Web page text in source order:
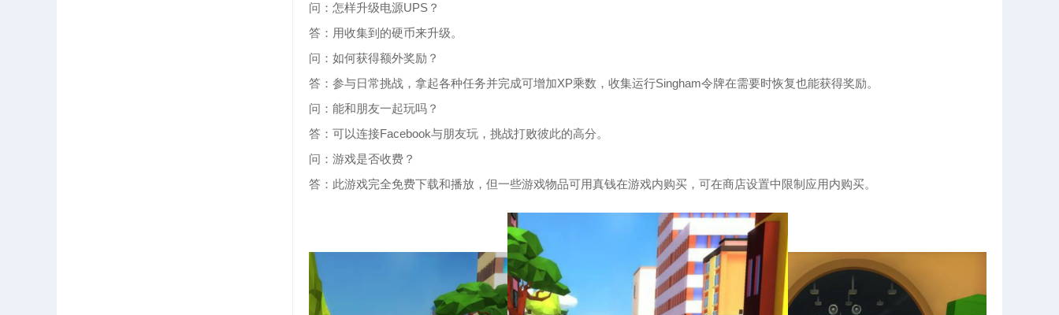
问：怎样升级电源UPS？
答：用收集到的硬币来升级。
问：如何获得额外奖励？
答：参与日常挑战，拿起各种任务并完成可增加XP乘数，收集运行Singham令牌在需要时恢复也能获得奖励。
问：能和朋友一起玩吗？
答：可以连接Facebook与朋友玩，挑战打败彼此的高分。
问：游戏是否收费？
答：此游戏完全免费下载和播放，但一些游戏物品可用真钱在游戏内购买，可在商店设置中限制应用内购买。